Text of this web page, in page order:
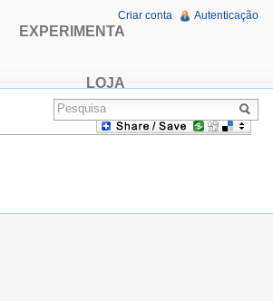
EXPERIMENTA
LOJA
Criar conta Autenticação